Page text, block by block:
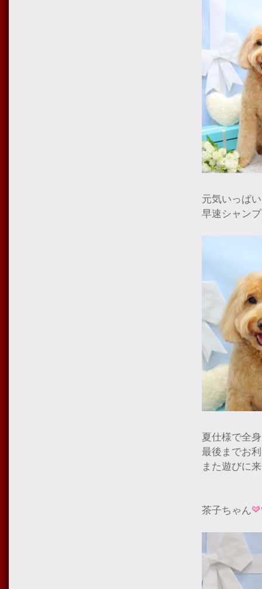
元気いっぱ
早速シャン
夏仕様で全
最後までお
また遊びに
茶子ちゃん